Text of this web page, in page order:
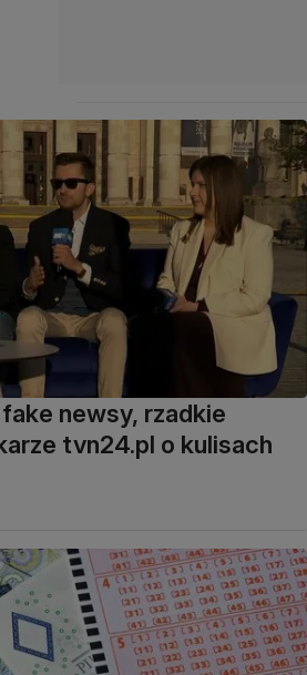
newsy, rzadkie
tvn24.pl o kulisach